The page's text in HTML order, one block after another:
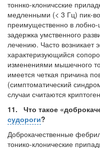
Закон о праве родителей
реанимации внесен в
бесплатно, в течении
тоннко-клоничсские
медленными (< 3 Гц) пик-
преимущественно в лобно-
задержка умственного
лечению. Часто возникает
характеризующийся
изменениями мышечного
имеется четкая причина
(симптоматический
случаи считаются
11. Что такое
судороги?
Доброкачественные
тонико-клонические